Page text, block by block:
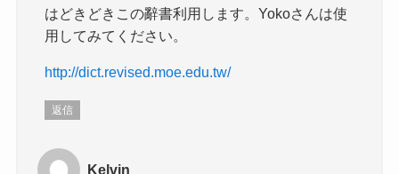
はどきどきこの辭書利用します。Yokoさんは使
用してみてください。
http://dict.revised.moe.edu.tw/
返信
Kelvin